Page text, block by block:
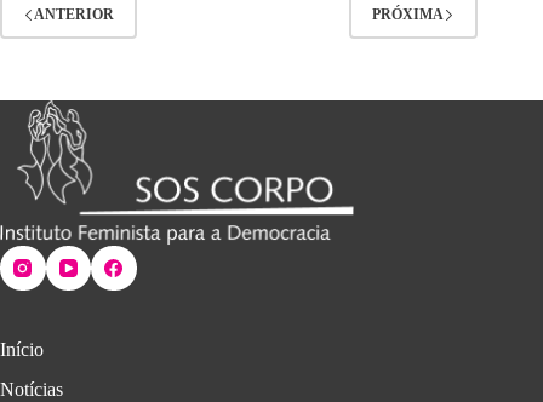
ANTERIOR PRÓXIMA
Início
Notícias